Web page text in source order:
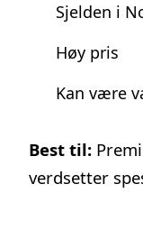
Sjelden i
Høy pris
Kan være
Best til:
verdsetter